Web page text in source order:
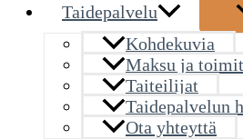
Taidepalvelu
Kohdekuvia
Maksu ja
Taiteilijat
Taidepalvelun
Ota yhteyttä